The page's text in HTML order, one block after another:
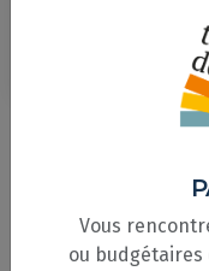
Les
la loi
2023
VOIR TOUTES
Vous
ou